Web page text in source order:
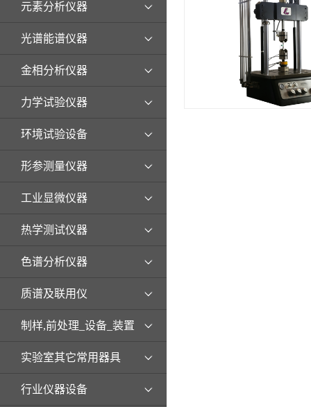
元素分析仪器
光谱能谱仪器
金相分析仪器
力学试验仪器
环境试验设备
形参测量仪器
工业显微仪器
热学测试仪器
色谱分析仪器
质谱及联用仪
制样,前处理_设备_装置
实验室其它常用器具
行业仪器设备